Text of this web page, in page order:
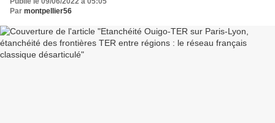
Par montpellier56